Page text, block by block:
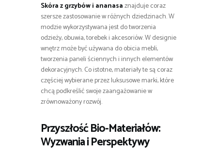
Skóra z grzybów i ananasaznajduje coraz
szersze zastosowanie w różnych dziedzinach. W
modzie wykorzystywana jest do tworzenia
odzieży, obuwia, torebek i akcesoriów. W designie
wnętrz może być używana do obicia mebli,
tworzenia paneli ściennych i innych elementów
dekoracyjnych. Co istotne, materiały te są coraz
częściej wybierane przez luksusowe marki, które
chcą podkreślić swoje zaangażowanie w
zrównoważony rozwój.
Przyszłość Bio-Materiałów:
Wyzwania i Perspektywy